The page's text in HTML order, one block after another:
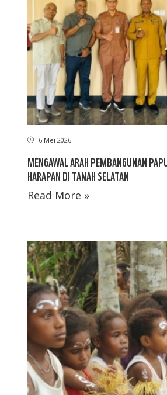
6 Mei 2026
MENGAWAL ARAH PEMBANGUNAN
HARAPAN DI TANAH SELATAN
Read More »